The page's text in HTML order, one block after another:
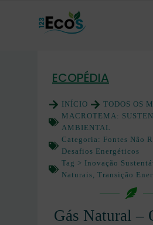
ECOPÉDIA
INÍCIO
TODOS OS
MACROTEMA:
AMBIENTAL
Categoria: Fontes Não
Desafios Energéticos
Tag > Inovação
Naturais, Transição
Gás Natural –